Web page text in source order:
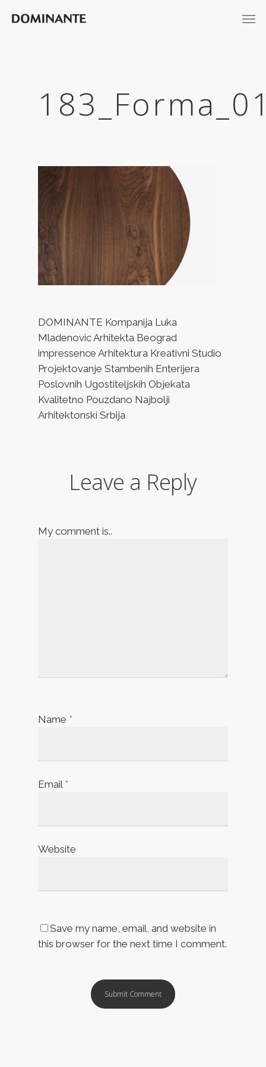
DOMINANTE Kompanija Luka
Mladenovic Arhitekta Beograd
impressence Arhitektura Kreativni Studio
Projektovanje Stambenih Enterijera
Poslovnih Ugostiteljskih Objekata
Kvalitetno Pouzdano Najbolji
Arhitektonski Srbija
Leave a Reply
My comment is..
Name *
Email *
Website
Save my name, email, and website in
this browser for the next time I comment.